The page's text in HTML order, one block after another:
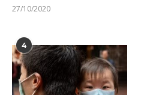
27/10/2020
4